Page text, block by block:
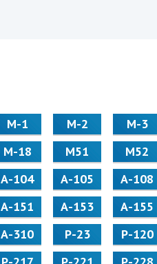
М-1 М-2 М-3
М-18
М51 М52
А-104
А-105 А-108
А-151
А-153 А-155
А-310
Р-23 Р-120